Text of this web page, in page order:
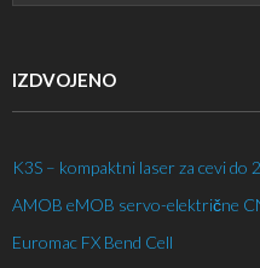
IZDVOJENO
K3S – kompaktni laser za cevi do
AMOB eMOB servo-električne
Euromac FX Bend Cell